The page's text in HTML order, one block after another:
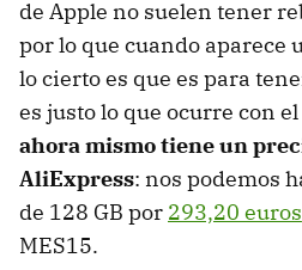
de Apple no suelen tener
por lo que cuando aparece
lo cierto es que es para
es justo lo que ocurre con el
ahora mismo tiene un
AliExpress: nos podemos
de 128 GB por 293,20 euros
MES15.